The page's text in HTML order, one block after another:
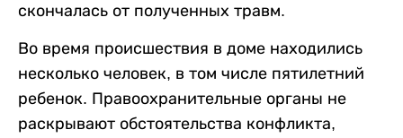
скончалась от полученных травм.
Во время происшествия в доме находились
несколько человек, в том числе пятилетний
ребенок. Правоохранительные органы не
раскрывают обстоятельства конфликта,